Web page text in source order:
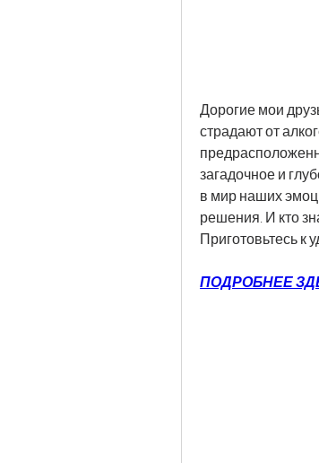
Дорогие мои
страдают от
загадочное и
в мир наших
решения. И кто
Приготовьтесь к
ПОДРОБНЕЕ